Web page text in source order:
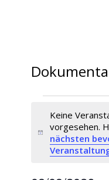
für
9.
August
2026
Hinweis
Keine
vorgesehen.
nächsten